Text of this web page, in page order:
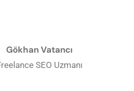
Gökhan Vatancı
SEO Uzmanı